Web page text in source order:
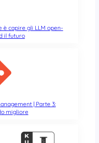
è capire gli LLM open-
il futuro
| Parte 3:
migliore